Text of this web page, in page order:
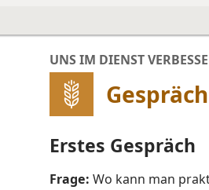
UNS IM DIENST
Erstes Gespräch
Frage: Wo kann man